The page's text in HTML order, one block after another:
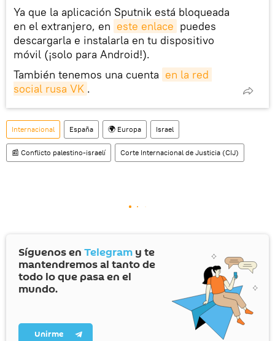
Ya que la aplicación Sputnik está bloqueada
en el extranjero, en este enlace puedes
descargarla e instalarla en tu dispositivo
móvil (¡solo para Android!).
También tenemos una cuenta en la red
social rusa VK .
Internacional España 🌍 Europa Israel
📰 Conflicto palestino-israelí Corte Internacional de Justicia (CIJ)
Síguenos en Telegram y te
mantendremos al tanto de
todo lo que pasa en el
mundo.
Unirme